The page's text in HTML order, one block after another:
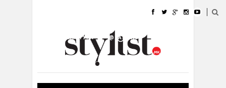
УБАВИНА
КУЛТУРА @РАБОТА
ИЗЛОГ